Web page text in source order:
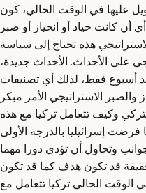
عليها في الوقت الحالي، كون
أن كانت حياد أو انحياز أو صبر
هذه تحتاج إلى سياسة
على الأحداث. الأحداث جديدة،
أسبوع فقط، لذلك أي تصنيفات
والصبر الاستراتيجي الأمر مبكر
وكيف تتعامل تركيا مع هذه
إسرائيليا بالدرجة الأولى
وتحاول أن تؤدي دورا مهما
قد تكون هدف كما قد تكون
الوقت الحالي تركيا تتعامل مع